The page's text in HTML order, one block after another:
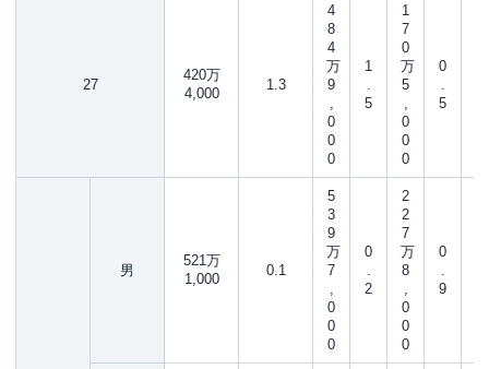
27
420万
4,000
1.3
4
8
4
万
9
0
0
0
1
5
1
7
0
万
5
0
0
0
0
5
男
521万
1,000
0.1
5
3
9
万
7
0
0
0
0
2
2
2
7
万
8
0
0
0
0
9